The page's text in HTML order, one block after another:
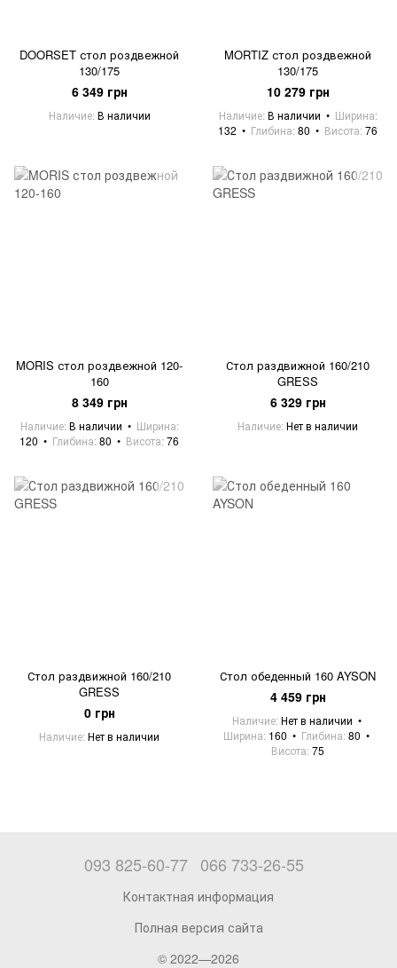
DOORSET стол роздвежной
130/175
6 349 грн
Наличие В наличии
MORTIZ стол роздвежной
130/175
10 279 грн
Наличие В наличии
Ширина
132
Глибина 80 Висота 76
MORIS стол роздвежной 120-
160
8 349 грн
Наличие В наличии
Ширина
120
Глибина 80 Висота 76
Стол раздвижной 160/210
GRESS
6 329 грн
Наличие Нет в наличии
Стол раздвижной 160/210
GRESS
0 грн
Наличие Нет в наличии
Стол обеденный 160 AYSON
4 459 грн
Наличие Нет в наличии
Ширина 160 Глибина 80
Висота 75
093 825-60-77 066 733-26-55
Контактная информация
Полная версия сайта
© 2022—2026